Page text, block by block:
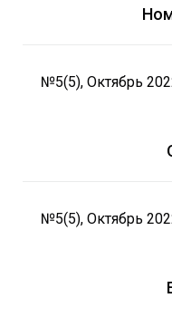
№5(5), Октябрь
№5(5), Октябрь